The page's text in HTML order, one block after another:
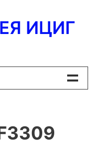
ИЦИГ